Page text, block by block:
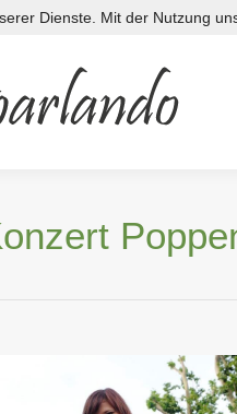
Dienste. Mit der Nutzung